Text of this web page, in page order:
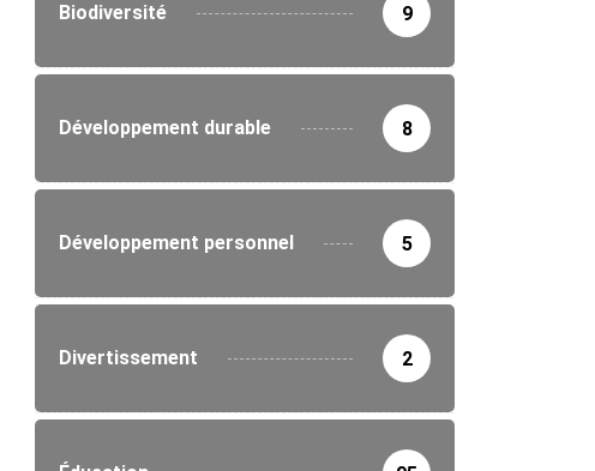
Biodiversité 9
Développement durable 8
Développement personnel 5
Divertissement 2